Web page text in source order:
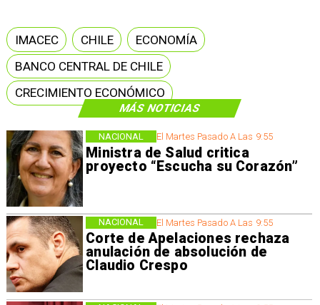
MÁS NOTICIAS
El Martes Pasado A Las 9:55
Ministra de Salud critica
proyecto “Escucha su Corazón”
NACIONAL
El Martes Pasado A Las 9:55
Corte de Apelaciones rechaza
anulación de absolución de
Claudio Crespo
NACIONAL
IMACEC CHILE
ECONOMÍA
BANCO CENTRAL DE CHILE
CRECIMIENTO ECONÓMICO